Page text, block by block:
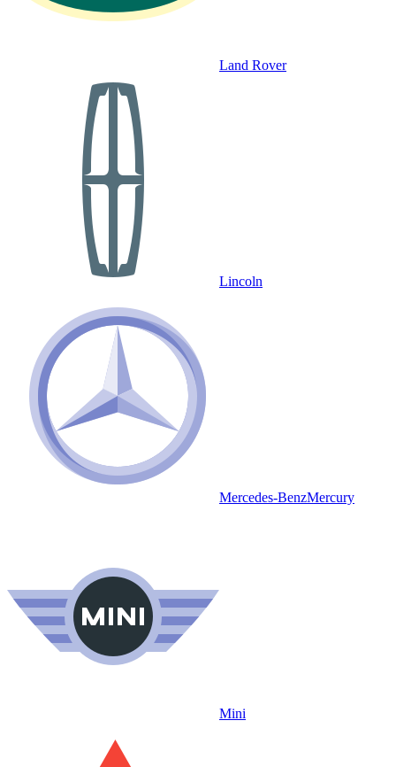
Land Rover
Lincoln
Mercedes-BenzMercury
Mini